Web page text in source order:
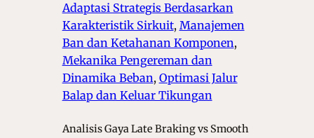
Adaptasi Strategis Berdasarkan
Karakteristik Sirkuit, Manajemen
Ban dan Ketahanan Komponen ,
Mekanika Pengereman dan
Dinamika Beban, Optimasi Jalur
Balap dan Keluar Tikungan
Analisis Gaya Late Braking vs Smooth